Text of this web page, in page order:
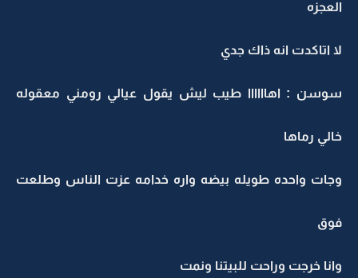
العجزه
لا اتاكدت انه ذاك جدي
سوسن : اهاااااا طيب ليش يقول عيالي رومني معقوله
خالي رماها
وجات واحده طويله بيضه واره خدامه عزت الناس وطلعت
فوق
وانا خرجت وراحت للبيتنا ونمت